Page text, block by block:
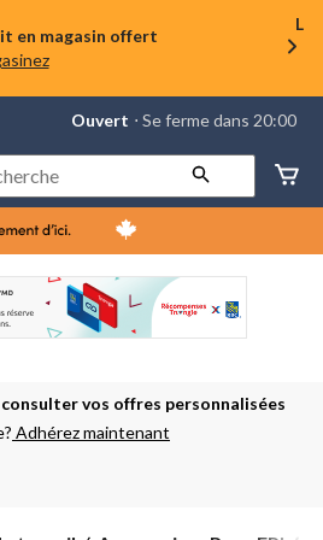
en magasin offert
La
votre
préféré
Toronto
Stockyards,
courament
Ouvert,
ferme
dans
à
changer
Ouvert ⋅ Se ferme dans 20:00
vos offres personnalisées
Adhérez maintenant